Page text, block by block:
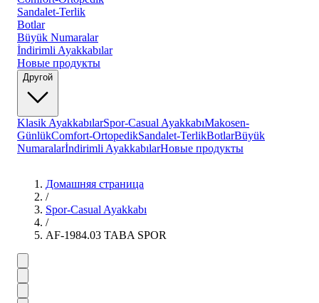
Sandalet-Terlik
Botlar
Büyük Numaralar
İndirimli Ayakkabılar
Новые продукты
Другой
Klasik AyakkabılarSpor-Casual AyakkabıMakosen-
GünlükComfort-OrtopedikSandalet-TerlikBotlarBüyük
Numaralarİndirimli AyakkabılarНовые продукты
Домашняя страница
/
Spor-Casual Ayakkabı
/
AF-1984.03 TABA SPOR